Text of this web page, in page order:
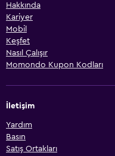
Hakkında
Kariyer
Mobil
Keşfet
Nasıl Çalışır
Momondo Kupon Kodları
İletişim
Yardım
Basın
Satış Ortakları